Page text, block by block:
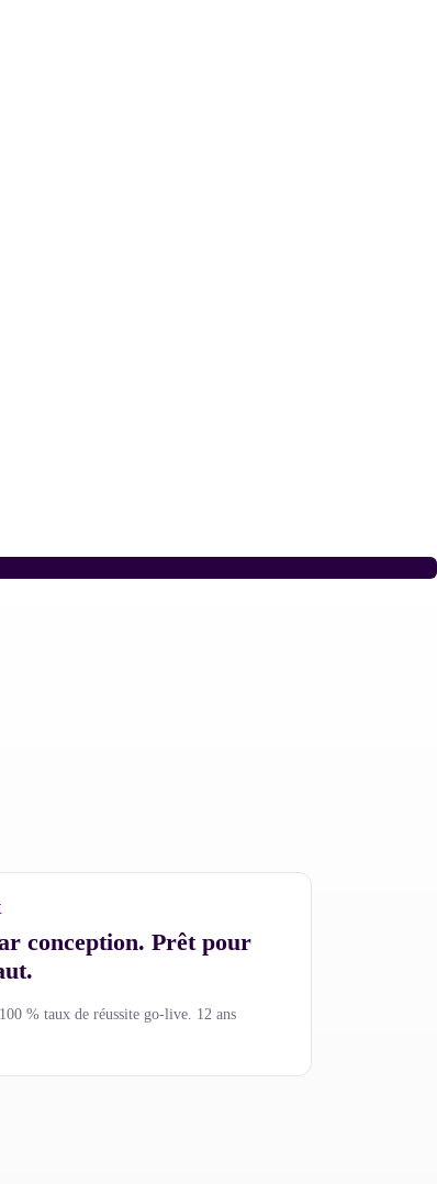
conception. Prêt pour
% taux de réussite go-live. 12 ans